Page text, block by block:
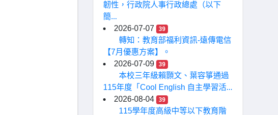
韌性，行政院人事行政總處（以下
簡...
2026-07-07
39
轉知：教育部福利資訊-遠傳電信
【7月優惠方案】。
2026-07-09
39
本校三年級賴顥文、葉容箏通過
115年度「Cool English 自主學習活...
2026-08-04
39
115學年度高級中等以下教育階